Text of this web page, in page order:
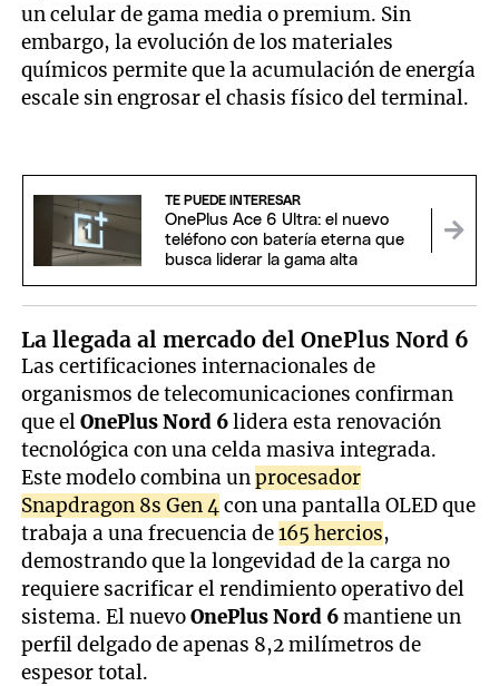
un celular de gama media o premium. Sin
embargo, la evolución de los materiales
químicos permite que la acumulación de energía
escale sin engrosar el chasis físico del terminal.
TE PUEDE INTERESAR
OnePlus Ace 6 Ultra: el nuevo
teléfono con batería eterna que
busca liderar la gama alta
La llegada al mercado del OnePlus Nord 6
Las certificaciones internacionales de
organismos de telecomunicaciones confirman
que elOnePlus Nord 6lidera esta renovación
tecnológica con una celda masiva integrada.
Este modelo combina unprocesador
Snapdragon 8s Gen 4con una pantalla OLED que
trabaja a una frecuencia de165 hercios,
demostrando que la longevidad de la carga no
requiere sacrificar el rendimiento operativo del
sistema. El nuevoOnePlus Nord 6mantiene un
perfil delgado de apenas 8,2 milímetros de
espesor total.